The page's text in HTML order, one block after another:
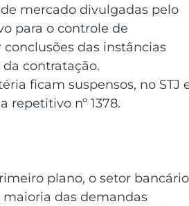
mercado divulgadas pelo
para o controle de
das instâncias
contratação.
ficam suspensos, no STJ
repetitivo nº 1378.
plano, o setor
das demandas